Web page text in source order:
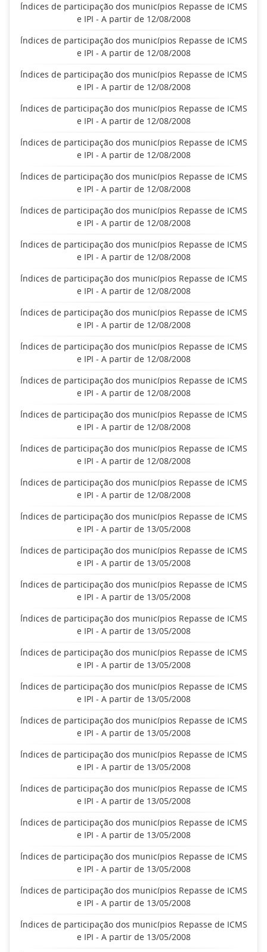
Índices de participação dos municípios Repasse de ICMS
e IPI - A partir de 12/08/2008
Índices de participação dos municípios Repasse de ICMS
e IPI - A partir de 12/08/2008
Índices de participação dos municípios Repasse de ICMS
e IPI - A partir de 12/08/2008
Índices de participação dos municípios Repasse de ICMS
e IPI - A partir de 12/08/2008
Índices de participação dos municípios Repasse de ICMS
e IPI - A partir de 12/08/2008
Índices de participação dos municípios Repasse de ICMS
e IPI - A partir de 12/08/2008
Índices de participação dos municípios Repasse de ICMS
e IPI - A partir de 12/08/2008
Índices de participação dos municípios Repasse de ICMS
e IPI - A partir de 12/08/2008
Índices de participação dos municípios Repasse de ICMS
e IPI - A partir de 12/08/2008
Índices de participação dos municípios Repasse de ICMS
e IPI - A partir de 12/08/2008
Índices de participação dos municípios Repasse de ICMS
e IPI - A partir de 12/08/2008
Índices de participação dos municípios Repasse de ICMS
e IPI - A partir de 12/08/2008
Índices de participação dos municípios Repasse de ICMS
e IPI - A partir de 12/08/2008
Índices de participação dos municípios Repasse de ICMS
e IPI - A partir de 12/08/2008
Índices de participação dos municípios Repasse de ICMS
e IPI - A partir de 12/08/2008
Índices de participação dos municípios Repasse de ICMS
e IPI - A partir de 13/05/2008
Índices de participação dos municípios Repasse de ICMS
e IPI - A partir de 13/05/2008
Índices de participação dos municípios Repasse de ICMS
e IPI - A partir de 13/05/2008
Índices de participação dos municípios Repasse de ICMS
e IPI - A partir de 13/05/2008
Índices de participação dos municípios Repasse de ICMS
e IPI - A partir de 13/05/2008
Índices de participação dos municípios Repasse de ICMS
e IPI - A partir de 13/05/2008
Índices de participação dos municípios Repasse de ICMS
e IPI - A partir de 13/05/2008
Índices de participação dos municípios Repasse de ICMS
e IPI - A partir de 13/05/2008
Índices de participação dos municípios Repasse de ICMS
e IPI - A partir de 13/05/2008
Índices de participação dos municípios Repasse de ICMS
e IPI - A partir de 13/05/2008
Índices de participação dos municípios Repasse de ICMS
e IPI - A partir de 13/05/2008
Índices de participação dos municípios Repasse de ICMS
e IPI - A partir de 13/05/2008
Índices de participação dos municípios Repasse de ICMS
e IPI - A partir de 13/05/2008